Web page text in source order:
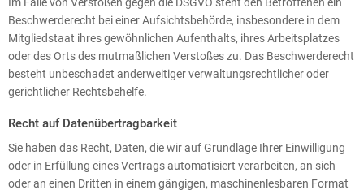
Im Falle von Verstößen gegen die DSGVO steht den Betroffenen ein
Beschwerderecht bei einer Aufsichtsbehörde, insbesondere in dem
Mitgliedstaat ihres gewöhnlichen Aufenthalts, ihres Arbeitsplatzes
oder des Orts des mutmaßlichen Verstoßes zu. Das Beschwerderecht
besteht unbeschadet anderweitiger verwaltungsrechtlicher oder
gerichtlicher Rechtsbehelfe.
Recht auf Datenübertragbarkeit
Sie haben das Recht, Daten, die wir auf Grundlage Ihrer Einwilligung
oder in Erfüllung eines Vertrags automatisiert verarbeiten, an sich
oder an einen Dritten in einem gängigen, maschinenlesbaren Format